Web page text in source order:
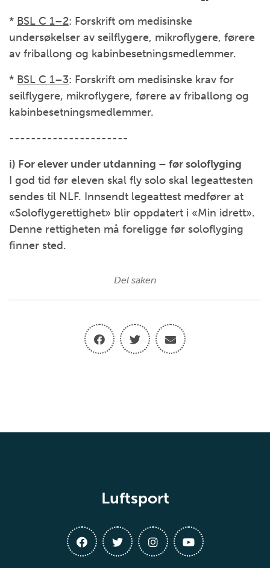
* BSL C 1–2: Forskrift om medisinske
undersøkelser av seilflygere, mikroflygere, førere
av friballong og kabinbesetningsmedlemmer.
* BSL C 1–3: Forskrift om medisinske krav for
seilflygere, mikroflygere, førere av friballong og
kabinbesetningsmedlemmer.
----------------------
i) For elever under utdanning – før soloflyging
I god tid før eleven skal fly solo skal legeattesten
sendes til NLF. Innsendt legeattest medfører at
«Soloflygerettighet» blir oppdatert i «Min idrett».
Denne rettigheten må foreligge før soloflyging
finner sted.
Del saken
Luftsport